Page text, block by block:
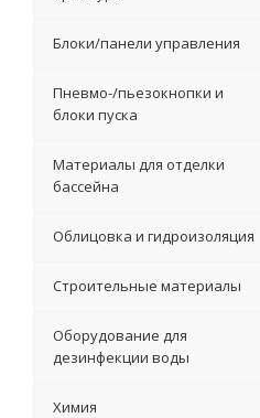
Блоки/панели управления
Пневмо-/пьезокнопки и
блоки пуска
Материалы для отделки
бассейна
Облицовка и гидроизоляция
Строительные материалы
Оборудование для
дезинфекции воды
Химия